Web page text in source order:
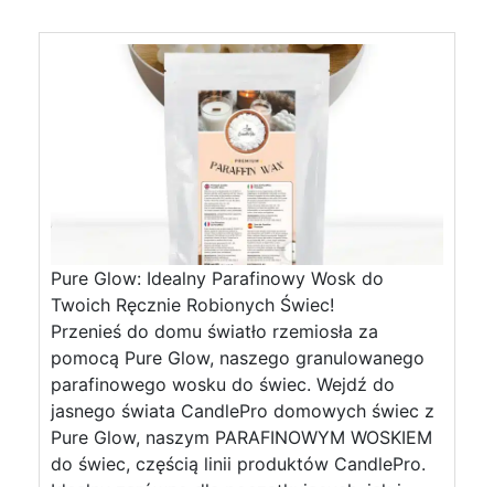
Pure Glow: Idealny Parafinowy Wosk do
Twoich Ręcznie Robionych Świec!
Przenieś do domu światło rzemiosła za
pomocą Pure Glow, naszego granulowanego
parafinowego wosku do świec. Wejdź do
jasnego świata CandlePro domowych świec z
Pure Glow, naszym PARAFINOWYM WOSKIEM
do świec, częścią linii produktów CandlePro.